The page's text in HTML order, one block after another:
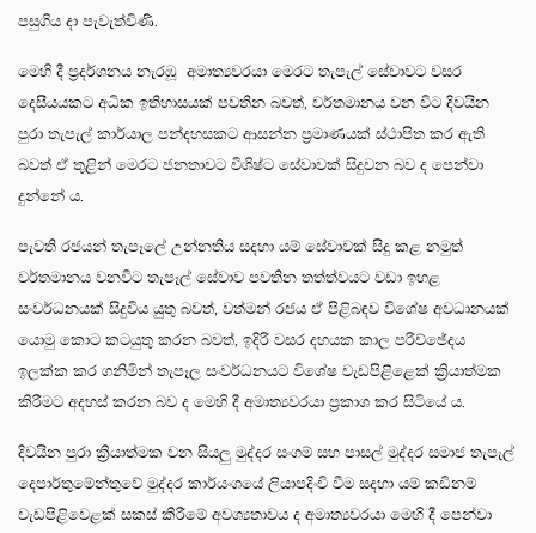
පසුගිය දා පැවැත්විණි.
මෙහි දී ප්‍රදර්ශනය නැරඹූ අමාත්‍යවරයා මෙරට තැපැල් සේවාවට වසර
දෙසීයයකට අධික ඉතිහාසයක් පවතින බවත්, වර්තමානය වන විට දිවයින
පුරා තැපැල් කාර්යාල පන්දහසකට ආසන්න ප්‍රමාණයක් ස්ථාපිත කර ඇති
බවත් ඒ තුළින් මෙරට ජනතාවට විශිෂ්ට සේවාවක් සිදුවන බව ද පෙන්වා
දුන්නේ ය.
පැවති රජයන් තැපෑලේ උන්නතිය සදහා යම් සේවාවක් සිදු කළ නමුත්
වර්තමානය වනවිට තැපෑල් සේවාව පවතින තත්ත්වයට වඩා ඉහළ
සංවර්ධනයක් සිදුවිය යුතු බවත්, වත්මන් රජය ඒ පිළිබඳව විශේෂ අවධානයක්
යොමු කොට කටයුතු කරන බවත්, ඉදිරි වසර දහයක කාල පරිච්ඡේදය
ඉලක්ක කර ගනිමින් තැපෑල සංවර්ධනයට විශේෂ වැඩපිළිළෙක් ක්‍රියාත්මක
කිරීමට අදහස් කරන බව ද මෙහි දී අමාත්‍යවරයා ප්‍රකාශ කර සිටියේ ය.
දිවයින පුරා ක්‍රියාත්මක වන සියලු මුද්දර සංගම් සහ පාසල් මුද්දර සමාජ තැපැල්
දෙපාර්තුමේන්තුවේ මුද්දර කාර්යංශයේ ලියාපදිංචි වීම සදහා යම් කඩිනම්
වැඩපිළිවෙළක් සකස් කිරීමේ අවශ්‍යතාවය ද අමාත්‍යවරයා මෙහි දී පෙන්වා